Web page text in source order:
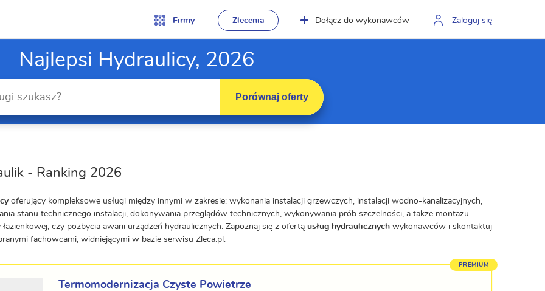
Firmy Zlecenia Dołącz do wykonawców Zaloguj się
Najlepsi Hydraulicy, 2026
Porównaj oferty
- Ranking 2026
oferujący kompleksowe usługi między innymi w zakresie: wykonania instalacji grzewczych, instalacji wodno-kanalizacyjnych,
stanu technicznego instalacji, dokonywania przeglądów technicznych, wykonywania prób szczelności, a także montażu
łazienkowej, czy pozbycia awarii urządzeń hydraulicznych. Zapoznaj się z ofertą usług hydraulicznych wykonawców i skontaktuj
fachowcami, widniejącymi w bazie serwisu Zleca.pl.
Termomodernizacja Czyste Powietrze